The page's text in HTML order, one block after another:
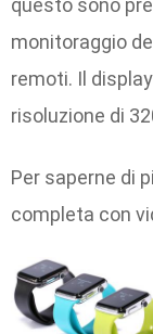
questo sono
monitoraggio
remoti. Il
risoluzione di
Per saperne di
completa con